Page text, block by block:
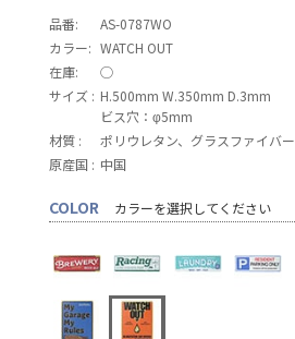
品番:
AS-0787WO
カラー: WATCH OUT
在庫:
◯
サイズ : H.500mm W.350mm D.3mm
ビス穴：φ5mm
材質 :
ポリウレタン、グラスファイバー
原産国 : 中国
COLOR カラーを選択してください